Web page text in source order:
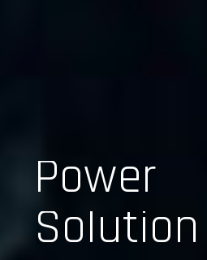
Power
Solution